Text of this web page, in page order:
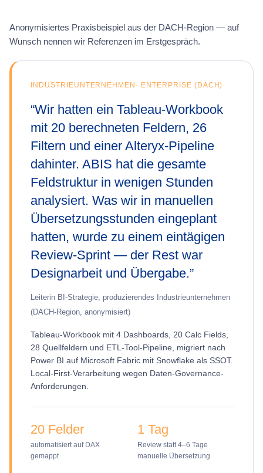
Anonymisiertes Praxisbeispiel aus der DACH-Region — auf
Wunsch nennen wir Referenzen im Erstgespräch.
INDUSTRIEUNTERNEHMEN · ENTERPRISE (DACH)
“Wir hatten ein Tableau-Workbook
mit 20 berechneten Feldern, 26
Filtern und einer Alteryx-Pipeline
dahinter. ABIS hat die gesamte
Feldstruktur in wenigen Stunden
analysiert. Was wir in manuellen
Übersetzungsstunden eingeplant
hatten, wurde zu einem eintägigen
Review-Sprint — der Rest war
Designarbeit und Übergabe.”
Leiterin BI-Strategie, produzierendes Industrieunternehmen
(DACH-Region, anonymisiert)
Tableau-Workbook mit 4 Dashboards, 20 Calc Fields,
28 Quellfeldern und ETL-Tool-Pipeline, migriert nach
Power BI auf Microsoft Fabric mit Snowflake als SSOT.
Local-First-Verarbeitung wegen Daten-Governance-
Anforderungen.
20 Felder
automatisiert auf DAX
gemappt
1 Tag
Review statt 4–6 Tage
manuelle Übersetzung